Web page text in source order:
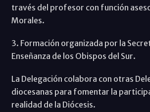
través del profesor con función
Morales.
3. Formación organizada por la
Enseñanza de los Obispos del Sur.
La Delegación colabora con otras
diocesanas para fomentar la
realidad de la Diócesis.